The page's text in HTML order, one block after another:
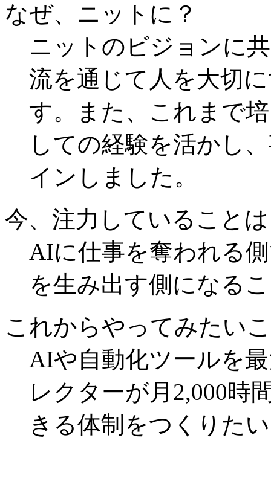
なぜ、ニットに？
ニットのビジョンに
流を通じて人を大切
す。また、これまで
しての経験を活かし
インしました。
今、注力していること
AIに仕事を奪われる
を生み出す側になる
これからやってみたい
AIや自動化ツールを
レクターが月2,000時
きる体制をつくりた